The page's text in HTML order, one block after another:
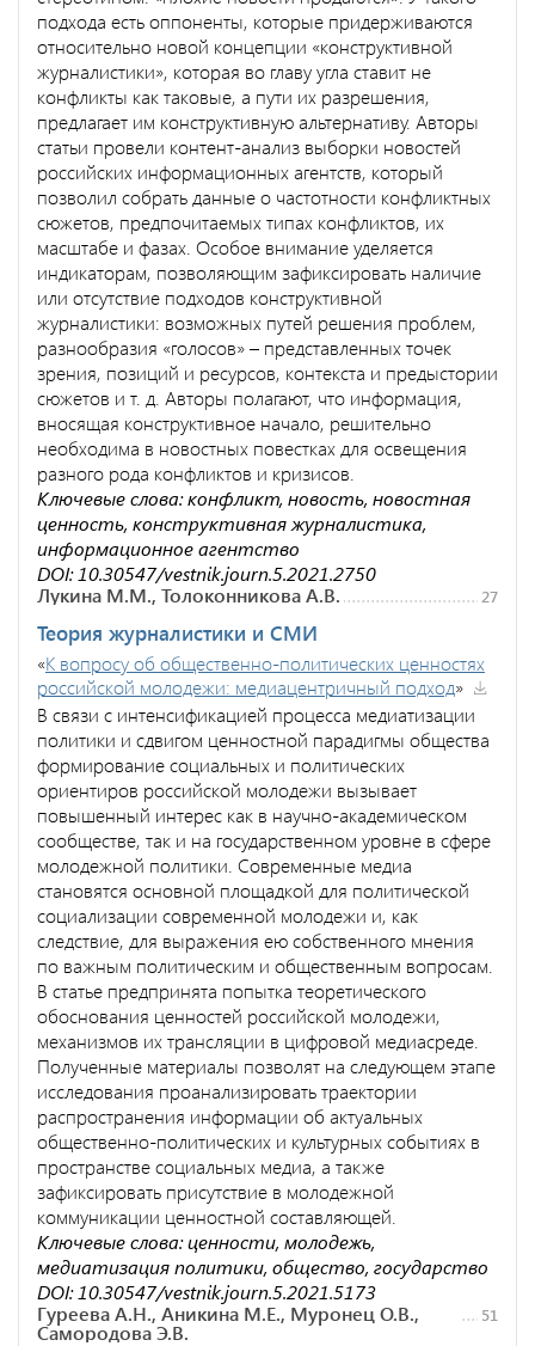
подхода есть оппоненты, которые придерживаются
относительно новой концепции «конструктивной
журналистики», которая во главу угла ставит не
конфликты как таковые, а пути их разрешения,
предлагает им конструктивную альтернативу. Авторы
статьи провели контент-анализ выборки новостей
российских информационных агентств, который
позволил собрать данные о частотности конфликтных
сюжетов, предпочитаемых типах конфликтов, их
масштабе и фазах. Особое внимание уделяется
индикаторам, позволяющим зафиксировать наличие
или отсутствие подходов конструктивной
журналистики: возможных путей решения проблем,
разнообразия «голосов» – представленных точек
зрения, позиций и ресурсов, контекста и предыстории
сюжетов и т. д. Авторы полагают, что информация,
вносящая конструктивное начало, решительно
необходима в новостных повестках для освещения
разного рода конфликтов и кризисов.
Ключевые слова: конфликт, новость, новостная
ценность, конструктивная журналистика,
информационное агентство
DOI: 10.30547/vestnik.journ.5.2021.2750
Лукина М.М., Толоконникова А.В.
27
Теория журналистики и СМИ
«К вопросу об общественно-политических ценностях
российской молодежи: медиацентричный подход»
В связи с интенсификацией процесса медиатизации
политики и сдвигом ценностной парадигмы общества
формирование социальных и политических
ориентиров российской молодежи вызывает
повышенный интерес как в научно-академическом
сообществе, так и на государственном уровне в сфере
молодежной политики. Современные медиа
становятся основной площадкой для политической
социализации современной молодежи и, как
следствие, для выражения ею собственного мнения
по важным политическим и общественным вопросам.
В статье предпринята попытка теоретического
обоснования ценностей российской молодежи,
механизмов их трансляции в цифровой медиасреде.
Полученные материалы позволят на следующем этапе
исследования проанализировать траектории
распространения информации об актуальных
общественно-политических и культурных событиях в
пространстве социальных медиа, а также
зафиксировать присутствие в молодежной
коммуникации ценностной составляющей.
Ключевые слова: ценности, молодежь,
медиатизация политики, общество, государство
DOI: 10.30547/vestnik.journ.5.2021.5173
Гуреева А.Н., Аникина М.Е., Муронец О.В.,
Самородова Э.В.
51